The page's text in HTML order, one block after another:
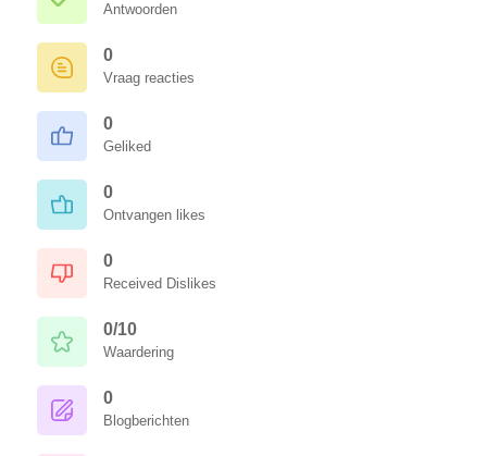
Antwoorden
0
Vraag reacties
0
Geliked
0
Ontvangen likes
0
Received Dislikes
0/10
Waardering
0
Blogberichten